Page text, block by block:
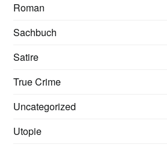
Roman
Sachbuch
Satire
True Crime
Uncategorized
Utopie